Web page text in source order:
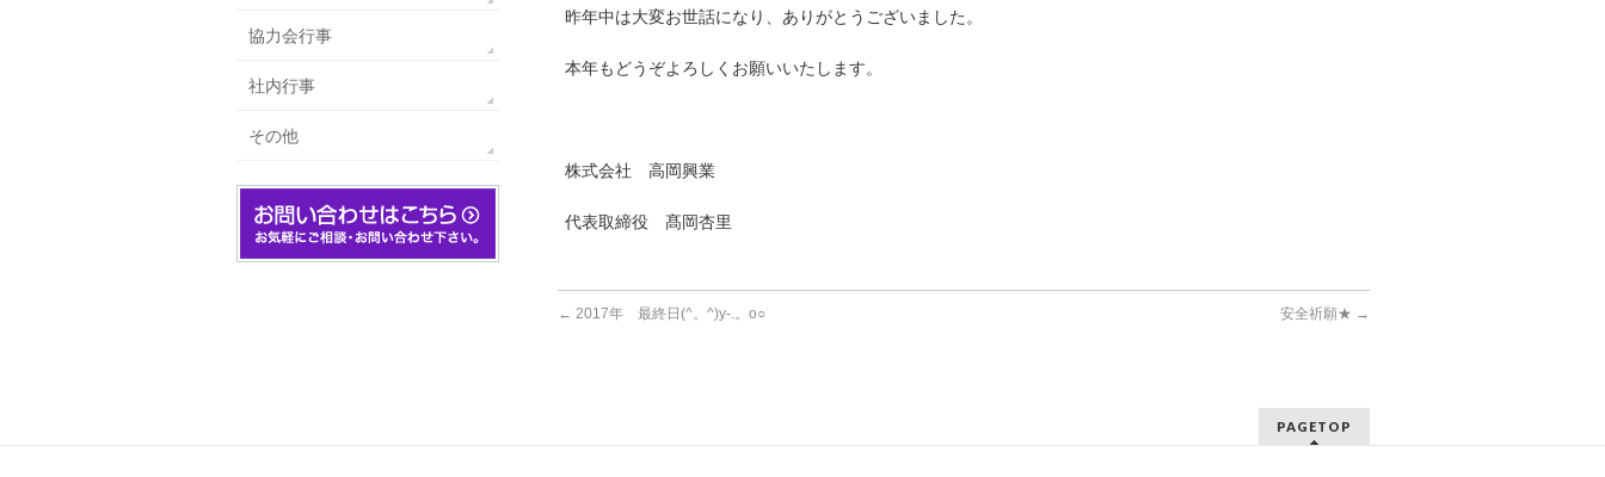
昨年中は大変お世話になり、ありがとうございました。
本年もどうぞよろしくお願いいたします。
株式会社 高岡興業
代表取締役 髙岡杏里
← 2017年 最終日(^。^)y-.。o○ 安全祈願★ →
協力会行事
社内行事
その他
PAGETOP